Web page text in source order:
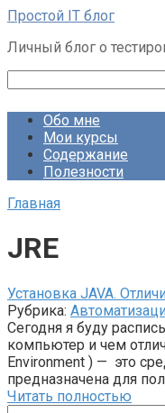
Перейти
контенту
Простой IT блог
Личный блог о
Обо мне
Мои курсы
Содержание
Полезности
Главная
JRE
Установка JAVA.
Рубрика:
Сегодня я буду
компьютер и чем
Environment ) — это
предназначена для
Читать полностью